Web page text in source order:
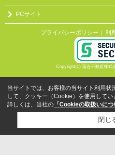
PCサイト
プライバシーポリシー ｜ 利
Copyright(c) 落合不動産株式
当サイトでは、お客様の当サイト利用状
して、クッキー（Cookie）を使用してい
詳しくは、当社の 「Cookieの取扱いにつ
閉じ